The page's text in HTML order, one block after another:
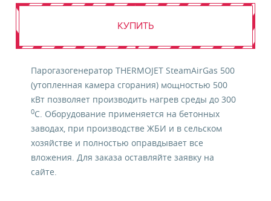
КУПИТЬ
Парогазогенератор THERMOJET SteamAirGas 500
(утопленная камера сгорания) мощностью 500
кВт позволяет производить нагрев среды до 300
0C. Оборудование применяется на бетонных
заводах, при производстве ЖБИ и в сельском
хозяйстве и полностью оправдывает все
вложения. Для заказа оставляйте заявку на
сайте.